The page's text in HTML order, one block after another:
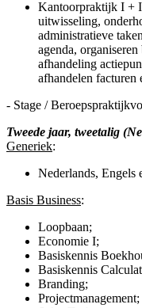
Kantoorpraktijk I +
uitwisseling,
administratieve
agenda,
afhandeling
afhandelen facturen
- Stage /
Tweede jaar, tweetalig
Generiek:
Nederlands, Engels
Basis Business:
Loopbaan;
Economie I;
Basiskennis
Basiskennis
Branding;
Projectmanagement;